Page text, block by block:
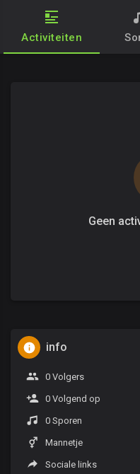
Activiteiten
Geen
info
0 Volgers
0 Volgend op
0 Sporen
Mannetje
Sociale links